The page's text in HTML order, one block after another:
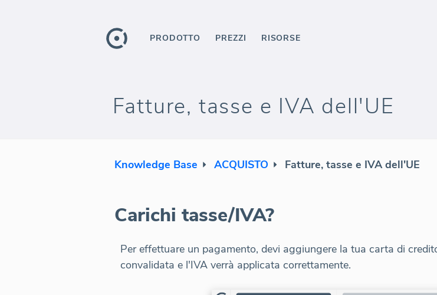
PRODOTTO PREZZI RISORSE
Fatture, tasse e IVA dell'UE
Knowledge Base ACQUISTO Fatture, tasse e IVA dell'UE
Carichi tasse/IVA?
Per effettuare un pagamento, devi aggiungere la tua carta di
convalidata e l'IVA verrà applicata correttamente.